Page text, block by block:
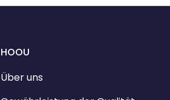
HOOU
Über uns